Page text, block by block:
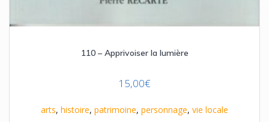
110 – Apprivoiser la lumière
15,00€
arts, histoire, patrimoine, personnage, vie locale